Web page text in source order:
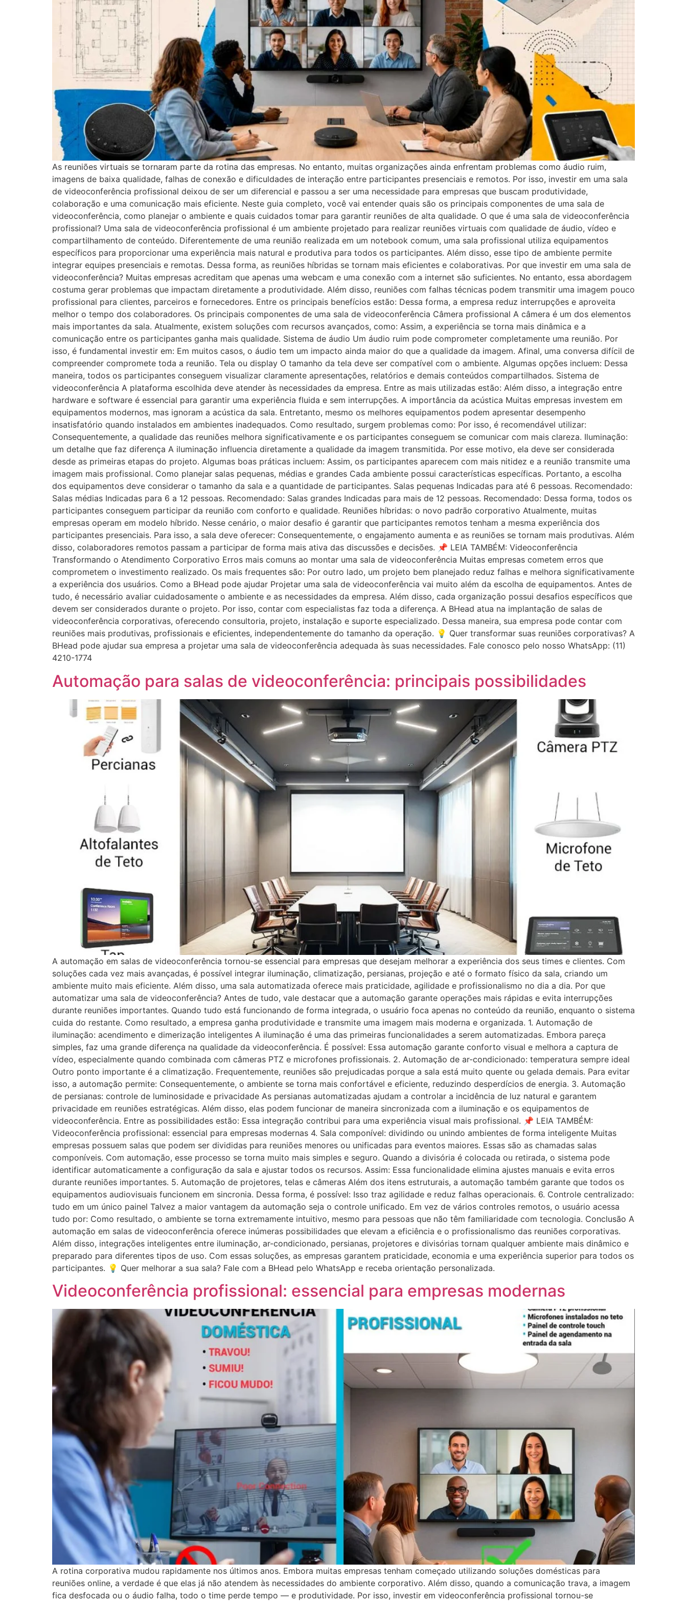
As reuniões virtuais se tornaram parte da rotina das empresas. No entanto, muitas organizações ainda enfrentam problemas como áudio ruim,
imagens de baixa qualidade, falhas de conexão e dificuldades de interação entre participantes presenciais e remotos. Por isso, investir em uma sala
de videoconferência profissional deixou de ser um diferencial e passou a ser uma necessidade para empresas que buscam produtividade,
colaboração e uma comunicação mais eficiente. Neste guia completo, você vai entender quais são os principais componentes de uma sala de
videoconferência, como planejar o ambiente e quais cuidados tomar para garantir reuniões de alta qualidade. O que é uma sala de videoconferência
profissional? Uma sala de videoconferência profissional é um ambiente projetado para realizar reuniões virtuais com qualidade de áudio, vídeo e
compartilhamento de conteúdo. Diferentemente de uma reunião realizada em um notebook comum, uma sala profissional utiliza equipamentos
específicos para proporcionar uma experiência mais natural e produtiva para todos os participantes. Além disso, esse tipo de ambiente permite
integrar equipes presenciais e remotas. Dessa forma, as reuniões híbridas se tornam mais eficientes e colaborativas. Por que investir em uma sala de
videoconferência? Muitas empresas acreditam que apenas uma webcam e uma conexão com a internet são suficientes. No entanto, essa abordagem
costuma gerar problemas que impactam diretamente a produtividade. Além disso, reuniões com falhas técnicas podem transmitir uma imagem pouco
profissional para clientes, parceiros e fornecedores. Entre os principais benefícios estão: Dessa forma, a empresa reduz interrupções e aproveita
melhor o tempo dos colaboradores. Os principais componentes de uma sala de videoconferência Câmera profissional A câmera é um dos elementos
mais importantes da sala. Atualmente, existem soluções com recursos avançados, como: Assim, a experiência se torna mais dinâmica e a
comunicação entre os participantes ganha mais qualidade. Sistema de áudio Um áudio ruim pode comprometer completamente uma reunião. Por
isso, é fundamental investir em: Em muitos casos, o áudio tem um impacto ainda maior do que a qualidade da imagem. Afinal, uma conversa difícil de
compreender compromete toda a reunião. Tela ou display O tamanho da tela deve ser compatível com o ambiente. Algumas opções incluem: Dessa
maneira, todos os participantes conseguem visualizar claramente apresentações, relatórios e demais conteúdos compartilhados. Sistema de
videoconferência A plataforma escolhida deve atender às necessidades da empresa. Entre as mais utilizadas estão: Além disso, a integração entre
hardware e software é essencial para garantir uma experiência fluida e sem interrupções. A importância da acústica Muitas empresas investem em
equipamentos modernos, mas ignoram a acústica da sala. Entretanto, mesmo os melhores equipamentos podem apresentar desempenho
insatisfatório quando instalados em ambientes inadequados. Como resultado, surgem problemas como: Por isso, é recomendável utilizar:
Consequentemente, a qualidade das reuniões melhora significativamente e os participantes conseguem se comunicar com mais clareza. Iluminação:
um detalhe que faz diferença A iluminação influencia diretamente a qualidade da imagem transmitida. Por esse motivo, ela deve ser considerada
desde as primeiras etapas do projeto. Algumas boas práticas incluem: Assim, os participantes aparecem com mais nitidez e a reunião transmite uma
imagem mais profissional. Como planejar salas pequenas, médias e grandes Cada ambiente possui características específicas. Portanto, a escolha
dos equipamentos deve considerar o tamanho da sala e a quantidade de participantes. Salas pequenas Indicadas para até 6 pessoas. Recomendado:
Salas médias Indicadas para 6 a 12 pessoas. Recomendado: Salas grandes Indicadas para mais de 12 pessoas. Recomendado: Dessa forma, todos os
participantes conseguem participar da reunião com conforto e qualidade. Reuniões híbridas: o novo padrão corporativo Atualmente, muitas
empresas operam em modelo híbrido. Nesse cenário, o maior desafio é garantir que participantes remotos tenham a mesma experiência dos
participantes presenciais. Para isso, a sala deve oferecer: Consequentemente, o engajamento aumenta e as reuniões se tornam mais produtivas. Além
disso, colaboradores remotos passam a participar de forma mais ativa das discussões e decisões. 📌 LEIA TAMBÉM: Videoconferência
Transformando o Atendimento Corporativo Erros mais comuns ao montar uma sala de videoconferência Muitas empresas cometem erros que
comprometem o investimento realizado. Os mais frequentes são: Por outro lado, um projeto bem planejado reduz falhas e melhora significativamente
a experiência dos usuários. Como a BHead pode ajudar Projetar uma sala de videoconferência vai muito além da escolha de equipamentos. Antes de
tudo, é necessário avaliar cuidadosamente o ambiente e as necessidades da empresa. Além disso, cada organização possui desafios específicos que
devem ser considerados durante o projeto. Por isso, contar com especialistas faz toda a diferença. A BHead atua na implantação de salas de
videoconferência corporativas, oferecendo consultoria, projeto, instalação e suporte especializado. Dessa maneira, sua empresa pode contar com
reuniões mais produtivas, profissionais e eficientes, independentemente do tamanho da operação. 💡 Quer transformar suas reuniões corporativas? A
BHead pode ajudar sua empresa a projetar uma sala de videoconferência adequada às suas necessidades. Fale conosco pelo nosso WhatsApp: (11)
4210-1774
Automação para salas de videoconferência: principais possibilidades
A automação em salas de videoconferência tornou-se essencial para empresas que desejam melhorar a experiência dos seus times e clientes. Com
soluções cada vez mais avançadas, é possível integrar iluminação, climatização, persianas, projeção e até o formato físico da sala, criando um
ambiente muito mais eficiente. Além disso, uma sala automatizada oferece mais praticidade, agilidade e profissionalismo no dia a dia. Por que
automatizar uma sala de videoconferência? Antes de tudo, vale destacar que a automação garante operações mais rápidas e evita interrupções
durante reuniões importantes. Quando tudo está funcionando de forma integrada, o usuário foca apenas no conteúdo da reunião, enquanto o sistema
cuida do restante. Como resultado, a empresa ganha produtividade e transmite uma imagem mais moderna e organizada. 1. Automação de
iluminação: acendimento e dimerização inteligentes A iluminação é uma das primeiras funcionalidades a serem automatizadas. Embora pareça
simples, faz uma grande diferença na qualidade da videoconferência. É possível: Essa automação garante conforto visual e melhora a captura de
vídeo, especialmente quando combinada com câmeras PTZ e microfones profissionais. 2. Automação de ar-condicionado: temperatura sempre ideal
Outro ponto importante é a climatização. Frequentemente, reuniões são prejudicadas porque a sala está muito quente ou gelada demais. Para evitar
isso, a automação permite: Consequentemente, o ambiente se torna mais confortável e eficiente, reduzindo desperdícios de energia. 3. Automação
de persianas: controle de luminosidade e privacidade As persianas automatizadas ajudam a controlar a incidência de luz natural e garantem
privacidade em reuniões estratégicas. Além disso, elas podem funcionar de maneira sincronizada com a iluminação e os equipamentos de
videoconferência. Entre as possibilidades estão: Essa integração contribui para uma experiência visual mais profissional. 📌 LEIA TAMBÉM:
Videoconferência profissional: essencial para empresas modernas 4. Sala componível: dividindo ou unindo ambientes de forma inteligente Muitas
empresas possuem salas que podem ser divididas para reuniões menores ou unificadas para eventos maiores. Essas são as chamadas salas
componíveis. Com automação, esse processo se torna muito mais simples e seguro. Quando a divisória é colocada ou retirada, o sistema pode
identificar automaticamente a configuração da sala e ajustar todos os recursos. Assim: Essa funcionalidade elimina ajustes manuais e evita erros
durante reuniões importantes. 5. Automação de projetores, telas e câmeras Além dos itens estruturais, a automação também garante que todos os
equipamentos audiovisuais funcionem em sincronia. Dessa forma, é possível: Isso traz agilidade e reduz falhas operacionais. 6. Controle centralizado:
tudo em um único painel Talvez a maior vantagem da automação seja o controle unificado. Em vez de vários controles remotos, o usuário acessa
tudo por: Como resultado, o ambiente se torna extremamente intuitivo, mesmo para pessoas que não têm familiaridade com tecnologia. Conclusão A
automação em salas de videoconferência oferece inúmeras possibilidades que elevam a eficiência e o profissionalismo das reuniões corporativas.
Além disso, integrações inteligentes entre iluminação, ar-condicionado, persianas, projetores e divisórias tornam qualquer ambiente mais dinâmico e
preparado para diferentes tipos de uso. Com essas soluções, as empresas garantem praticidade, economia e uma experiência superior para todos os
participantes. 💡 Quer melhorar a sua sala? Fale com a BHead pelo WhatsApp e receba orientação personalizada.
Videoconferência profissional: essencial para empresas modernas
A rotina corporativa mudou rapidamente nos últimos anos. Embora muitas empresas tenham começado utilizando soluções domésticas para
reuniões online, a verdade é que elas já não atendem às necessidades do ambiente corporativo. Além disso, quando a comunicação trava, a imagem
fica desfocada ou o áudio falha, todo o time perde tempo — e produtividade. Por isso, investir em videoconferência profissional tornou-se